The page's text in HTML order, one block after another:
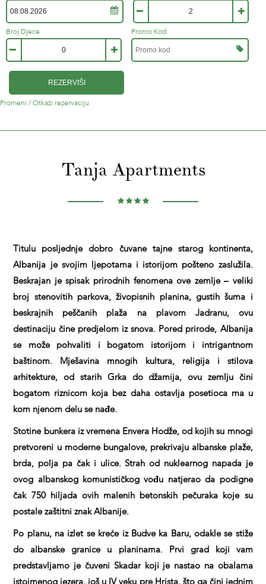
Broj Djece Promo Kod
REZERVIŠI
Promeni / Otkaži rezervaciju
Tanja Apartments
Titulu posljednje dobro čuvane tajne starog kontinenta,
Albanija je svojim ljepotama i istorijom pošteno zaslužila.
Beskrajan je spisak prirodnih fenomena ove zemlje – veliki
broj stenovitih parkova, živopisnih planina, gustih šuma i
beskrajnih peščanih plaža na plavom Jadranu, ovu
destinaciju čine predjelom iz snova. Pored prirode, Albanija
se može pohvaliti i bogatom istorijom i intrigantnom
baštinom. Mješavina mnogih kultura, religija i stilova
arhitekture, od starih Grka do džamija, ovu zemlju čini
bogatom riznicom koja bez daha ostavlja posetioca ma u
kom njenom delu se nađe.
Stotine bunkera iz vremena Envera Hodže, od kojih su mnogi
pretvoreni u moderne bungalove, prekrivaju albanske plaže,
brda, polja pa čak i ulice. Strah od nuklearnog napada je
ovog albanskog komunističkog vođu natjerao da podigne
čak 750 hiljada ovih malenih betonskih pečuraka koje su
postale zaštitni znak Albanije.
Po planu, na izlet se kreće iz Budve ka Baru, odakle se stiže
do albanske granice u planinama. Prvi grad koji vam
predstavljamo je čuveni Skadar koji je nastao na obalama
istoimenog jezera, još u IV veku pre Hrista, što ga čini jednim